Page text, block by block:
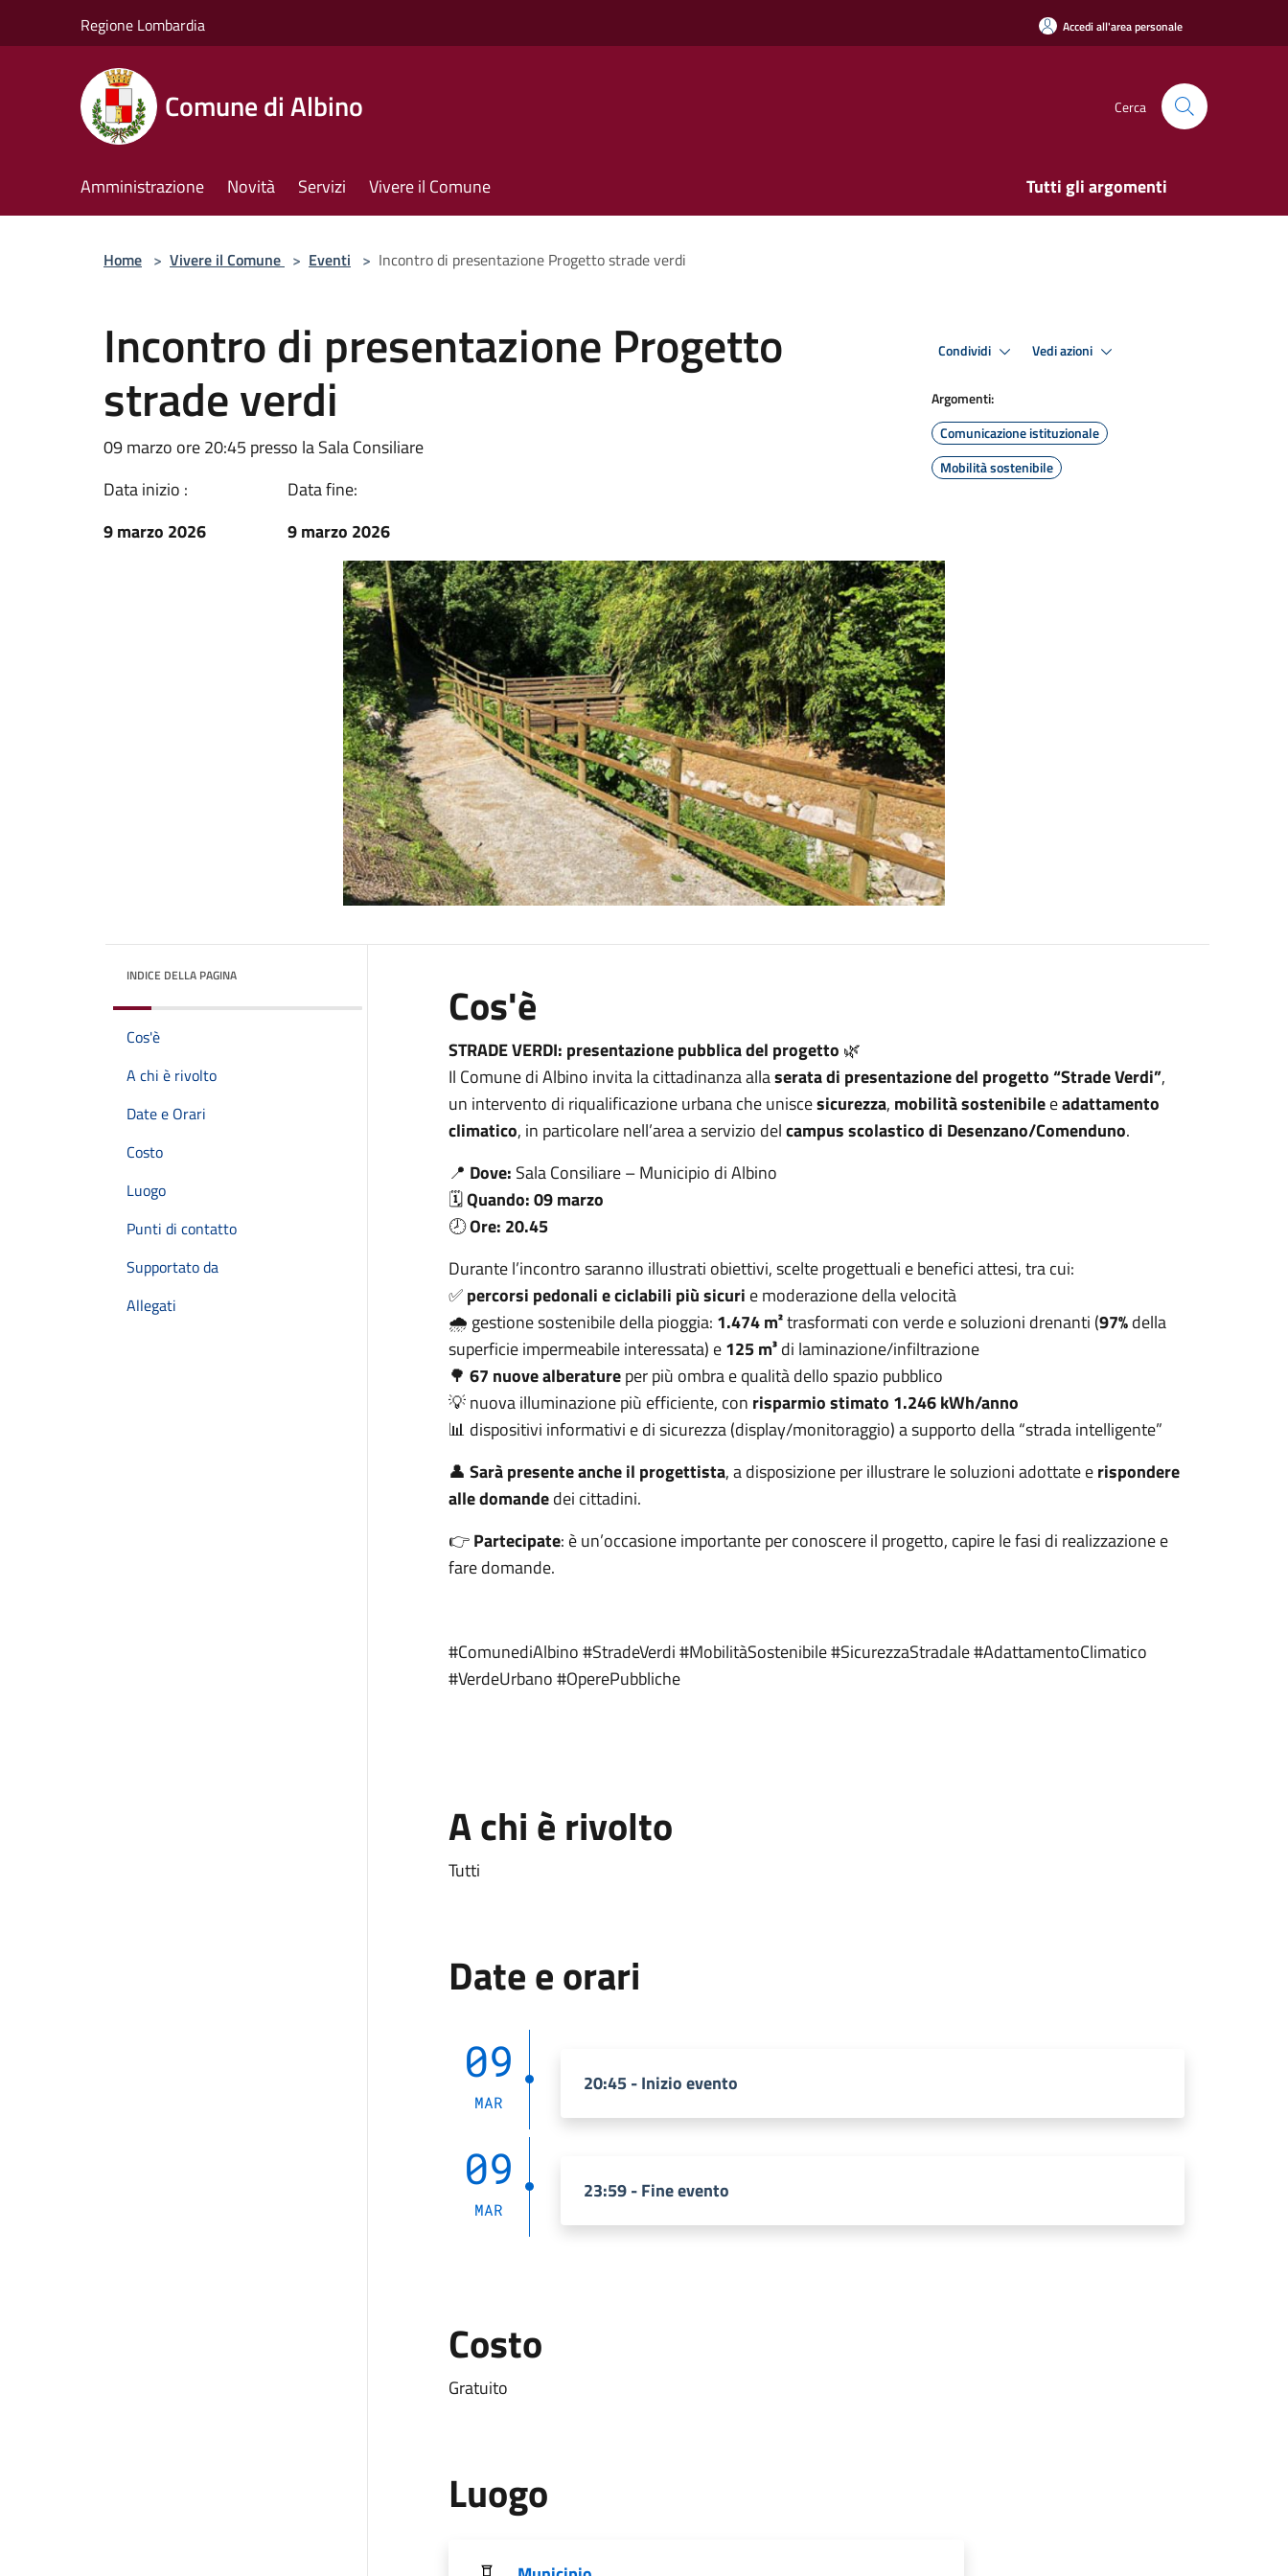
Regione Lombardia Accedi all'area personale
Comune di Albino Cerca
Amministrazione Novità Servizi Vivere il Comune Tutti gli argomenti
Home > Vivere il Comune > Eventi > Incontro di presentazione Progetto strade verdi
Incontro di presentazione Progetto
strade verdi
09 marzo ore 20:45 presso la Sala Consiliare
Data inizio :
9 marzo 2026
Data fine:
9 marzo 2026
Condividi Vedi azioni
Argomenti:
Comunicazione istituzionale
Mobilità sostenibile
INDICE DELLA PAGINA
Cos'è
A chi è rivolto
Date e Orari
Costo
Luogo
Punti di contatto
Supportato da
Allegati
Cos'è
STRADE VERDI: presentazione pubblica del progetto 🌿
Il Comune di Albino invita la cittadinanza allaserata di presentazione del progetto “Strade Verdi”,
un intervento di riqualificazione urbana che uniscesicurezza, mobilità sostenibileeadattamento
climatico, in particolare nell’area a servizio delcampus scolastico di Desenzano/Comenduno.
📍 Dove: Sala Consiliare – Municipio di Albino
🗓️Quando:09 marzo
🕗Ore: 20.45
Durante l’incontro saranno illustrati obiettivi, scelte progettuali e benefici attesi, tra cui:
✅percorsi pedonali e ciclabili più sicuri e moderazione della velocità
🌧️ gestione sostenibile della pioggia: 1.474 m²trasformati con verde e soluzioni drenanti (97%della
superficie impermeabile interessata) e125 m³di laminazione/infiltrazione
🌳 67 nuove alberatureper più ombra e qualità dello spazio pubblico
💡 nuova illuminazione più efficiente, con risparmio stimato 1.246 kWh/anno
📊 dispositivi informativi e di sicurezza (display/monitoraggio) a supporto della “strada intelligente”
👤 Sarà presente anche il progettista, a disposizione per illustrare le soluzioni adottate erispondere
alle domandedei cittadini.
👉Partecipate: è un’occasione importante per conoscere il progetto, capire le fasi di realizzazione e
fare domande.
#ComunediAlbino #StradeVerdi #MobilitàSostenibile #SicurezzaStradale #AdattamentoClimatico
#VerdeUrbano #OperePubbliche
A chi è rivolto
Tutti
Date e orari
09
MAR
20:45 - Inizio evento
09
MAR
23:59 - Fine evento
Costo
Gratuito
Luogo